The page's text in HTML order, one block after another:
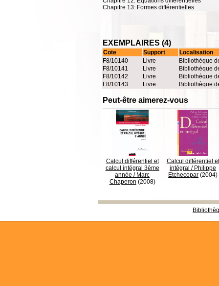
Chapitre 13: Formes différentielles
EXEMPLAIRES (4)
Cote Support
Localisation
F8/10140
Livre
Bibliothèque
F8/10141
Livre
Bibliothèque
F8/10142
Livre
Bibliothèque
F8/10143
Livre Bibliothèque
Peut-être aimerez-vous
Calcul différentiel et
calcul intégral 3ème
année / Marc
Chaperon (2008)
Calcul différentiel et
intégral / Philippe
Etchecopar (2004)